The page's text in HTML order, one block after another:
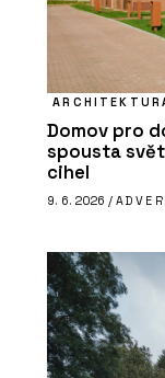
Domov pro
spousta
cihel
9. 6. 2026 /